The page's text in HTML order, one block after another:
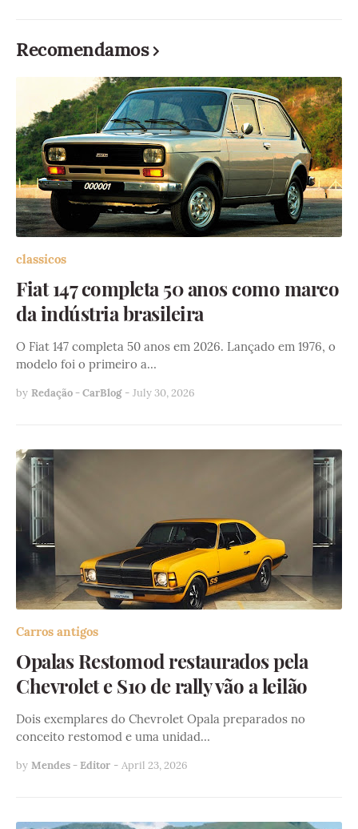
Recomendamos
classicos
Fiat 147 completa 50 anos como marco
da indústria brasileira
O Fiat 147 completa 50 anos em 2026. Lançado em 1976, o
modelo foi o primeiro a…
by Redação - CarBlog - July 30, 2026
Carros antigos
Opalas Restomod restaurados pela
Chevrolet e S10 de rally vão a leilão
Dois exemplares do Chevrolet Opala preparados no
conceito restomod e uma unidad…
by Mendes - Editor - April 23, 2026